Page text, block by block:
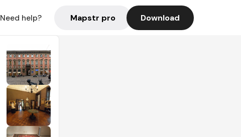
Need help? Mapstr pro Download